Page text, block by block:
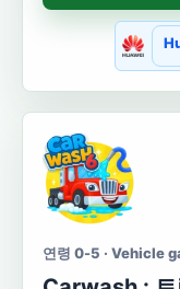
연령 0-5 · Vehicle